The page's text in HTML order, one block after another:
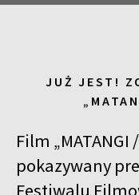
JUŻ JEST!
Film „MATANGI
pokazywany
Festiwalu